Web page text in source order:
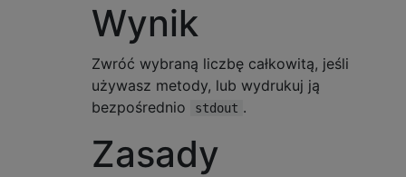
Wynik
Zwróć wybraną liczbę całkowitą, jeśli
używasz metody, lub wydrukuj ją
bezpośrednio
stdout .
Zasady